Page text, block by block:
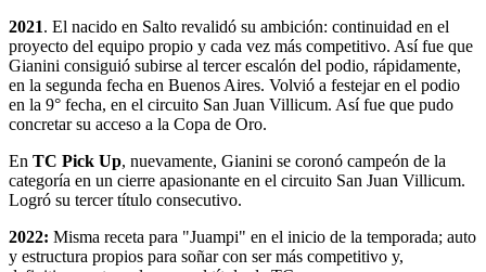
2021. El nacido en Salto revalidó su ambición: continuidad en el
proyecto del equipo propio y cada vez más competitivo. Así fue que
Gianini consiguió subirse al tercer escalón del podio, rápidamente,
en la segunda fecha en Buenos Aires. Volvió a festejar en el podio
en la 9° fecha, en el circuito San Juan Villicum. Así fue que pudo
concretar su acceso a la Copa de Oro.
En TC Pick Up, nuevamente, Gianini se coronó campeón de la
categoría en un cierre apasionante en el circuito San Juan Villicum.
Logró su tercer título consecutivo.
2022: Misma receta para "Juampi" en el inicio de la temporada; auto
y estructura propios para soñar con ser más competitivo y,